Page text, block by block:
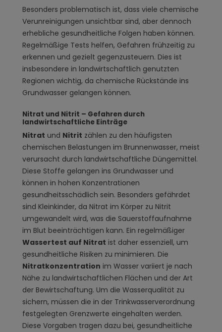
Besonders problematisch ist, dass viele chemische
Verunreinigungen unsichtbar sind, aber dennoch
erhebliche gesundheitliche Folgen haben können.
Regelmäßige Tests helfen, Gefahren frühzeitig zu
erkennen und gezielt gegenzusteuern. Dies ist
insbesondere in landwirtschaftlich genutzten
Regionen wichtig, da chemische Rückstände ins
Grundwasser gelangen können.
Nitrat und Nitrit – Gefahren durch
landwirtschaftliche Einträge
Nitrat und Nitrit zählen zu den häufigsten
chemischen Belastungen im Brunnenwasser, meist
verursacht durch landwirtschaftliche Düngemittel.
Diese Stoffe gelangen ins Grundwasser und
können in hohen Konzentrationen
gesundheitsschädlich sein. Besonders gefährdet
sind Kleinkinder, da Nitrat im Körper zu Nitrit
umgewandelt wird, was die Sauerstoffaufnahme
im Blut beeinträchtigen kann. Ein regelmäßiger
Wassertest auf Nitrat ist daher essenziell, um
gesundheitliche Risiken zu minimieren. Die
Nitratkonzentration im Wasser variiert je nach
Nähe zu landwirtschaftlichen Flächen und der Art
der Bewirtschaftung. Um die Wasserqualität zu
sichern, müssen die in der Trinkwasserverordnung
festgelegten Grenzwerte eingehalten werden.
Diese Vorgaben tragen dazu bei, gesundheitliche